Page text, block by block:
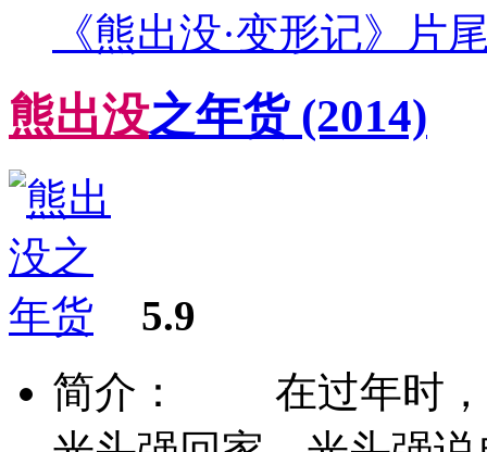
《熊出没·变形记》片
熊出没之年货 (2014)
5.9
简介： 在过年时，